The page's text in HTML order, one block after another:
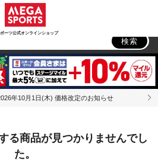
ポーツ公式オンラインショップ
ア
検索
年10月1日(木) 価格改定のお知らせ
る商品が見つかりませんでし
た。